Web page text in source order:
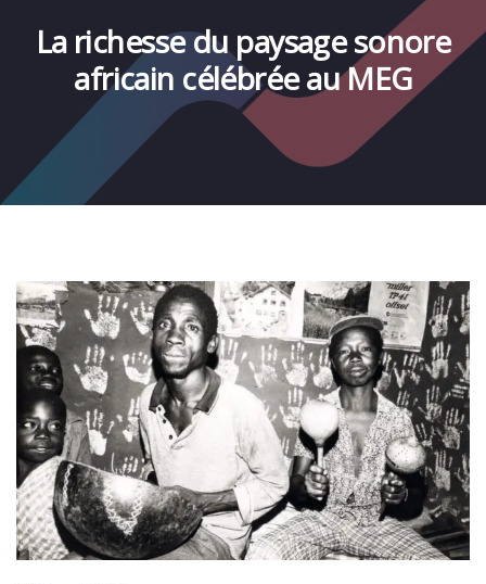
La richesse du paysage sonore
africain célébrée au MEG